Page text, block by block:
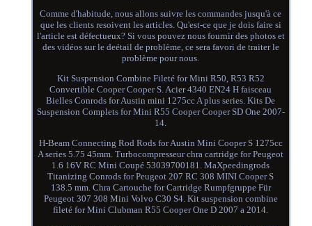
Comme d'habitude, nous allons suivre les commandes jusqu'à ce
que les clients resoivent les articles. Qu'est-ce que je dois faire si
l'article est défectueux? Si vous pouvez nous fournir des photos et
des vidéos sur le deétail de problème, ce sera favori de traiter le
problème pour nous.
Kit Suspension Combine Fileté for Mini R50, R53 R52
Convertible Cooper Cooper S. Acier 4340 EN24 H faisceau
Bielles Conrods for Austin mini 1275cc A plus series. Kits De
Suspension Complets for Mini R55 Cooper Cooper SD One 2007-
14.
H-Beam Connecting Rod Rods for Austin Mini Cooper S 1275cc
A series 5.75 45mm. Turbocompresseur chra cartridge for Peugeot
1.6 16V RC Mini Coupé 53039700181. MaXpeedingrods
Titanizing Conrods for Peugeot 207 RC 308 MINI Cooper S
138.5 mm. Chra Cartouche for Cartridge Rumpfgruppe Für
Peugeot 307 308 Mini Volvo C30 S4. Kit suspension combine
fileté for Mini Clubman R55 Cooper One D 2007 a 2014.